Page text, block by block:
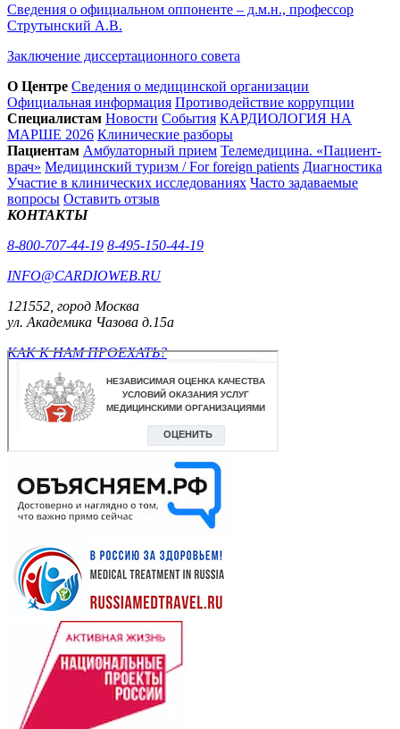
Сведения о официальном оппоненте – д.м.н., профессор
Струтынский А.В.
Заключение диссертационного совета
О Центре Сведения о медицинской организации
Официальная информация Противодействие коррупции
Специалистам Новости События КАРДИОЛОГИЯ НА
МАРШЕ 2026 Клинические разборы
Пациентам Амбулаторный прием Телемедицина. «Пациент-
врач» Медицинский туризм / For foreign patients Диагностика
Участие в клинических исследованиях Часто задаваемые
вопросы Оставить отзыв
КОНТАКТЫ
8-800-707-44-19 8-495-150-44-19
INFO@CARDIOWEB.RU
121552, город Москва
ул. Академика Чазова д.15а
КАК К НАМ ПРОЕХАТЬ?